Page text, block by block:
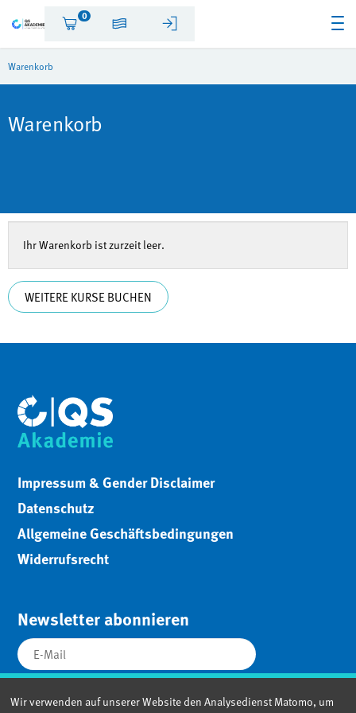
Wir verwenden auf unserer Website den Analysedienst Matomo, um
0
Warenkorb
Warenkorb
Ihr Warenkorb ist zurzeit leer.
WEITERE KURSE BUCHEN
Impressum & Gender Disclaimer
Datenschutz
Allgemeine Geschäftsbedingungen
Widerrufsrecht
Newsletter abonnieren